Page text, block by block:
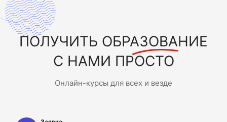
ПОЛУЧИТЬ ОБРАЗОВАНИЕ
С НАМИ ПРОСТО
Онлайн-курсы для всех и везде